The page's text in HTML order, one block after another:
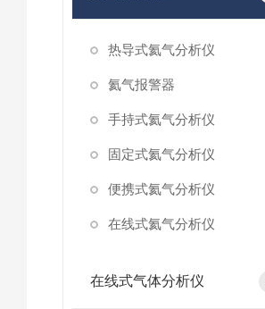
热导式氦气分析仪
氦气报警器
手持式氦气分析仪
固定式氦气分析仪
便携式氦气分析仪
在线式氦气分析仪
在线式气体分析仪